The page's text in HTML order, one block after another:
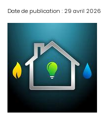
Date de publication : 29 avril 2026